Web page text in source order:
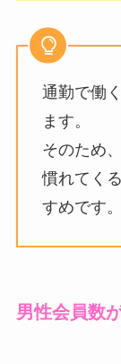
通勤で働
ます。
そのため
慣れてく
すめです。
男性会員数